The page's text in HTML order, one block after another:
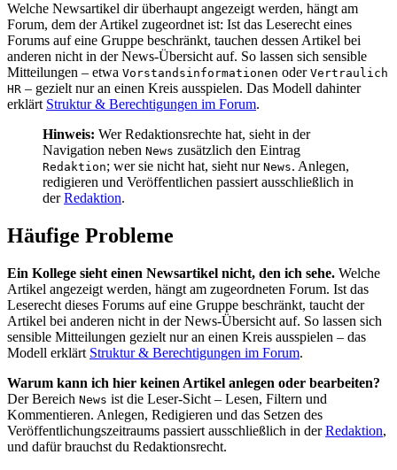
Welche Newsartikel dir überhaupt angezeigt werden, hängt am
Forum, dem der Artikel zugeordnet ist: Ist das Leserecht eines
Forums auf eine Gruppe beschränkt, tauchen dessen Artikel bei
anderen nicht in der News-Übersicht auf. So lassen sich sensible
Mitteilungen – etwa Vorstandsinformationen oder Vertraulich
HR – gezielt nur an einen Kreis ausspielen. Das Modell dahinter
erklärt Struktur & Berechtigungen im Forum.
Hinweis: Wer Redaktionsrechte hat, sieht in der
Navigation neben News zusätzlich den Eintrag
Redaktion; wer sie nicht hat, sieht nur News. Anlegen,
redigieren und Veröffentlichen passiert ausschließlich in
derRedaktion.
Häufige Probleme
Ein Kollege sieht einen Newsartikel nicht, den ich sehe. Welche
Artikel angezeigt werden, hängt am zugeordneten Forum. Ist das
Leserecht dieses Forums auf eine Gruppe beschränkt, taucht der
Artikel bei anderen nicht in der News-Übersicht auf. So lassen sich
sensible Mitteilungen gezielt nur an einen Kreis ausspielen – das
Modell erklärt Struktur & Berechtigungen im Forum.
Warum kann ich hier keinen Artikel anlegen oder bearbeiten?
Der Bereich News ist die Leser-Sicht – Lesen, Filtern und
Kommentieren. Anlegen, Redigieren und das Setzen des
Veröffentlichungszeitraums passiert ausschließlich in derRedaktion,
und dafür brauchst du Redaktionsrecht.